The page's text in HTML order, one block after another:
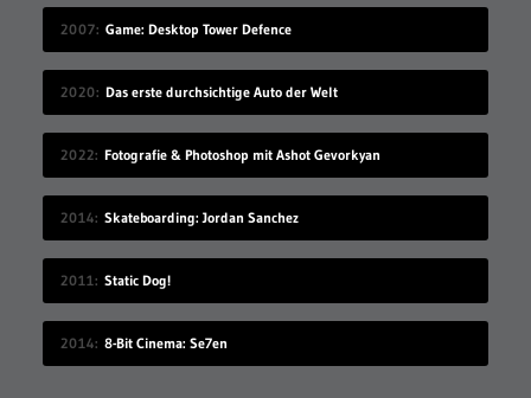
2007 Game: Desktop Tower Defence
2020 Das erste durchsichtige Auto der Welt
2022 Fotografie & Photoshop mit Ashot Gevorkyan
2014 Skateboarding: Jordan Sanchez
2011 Static Dog!
2014 8-Bit Cinema: Se7en